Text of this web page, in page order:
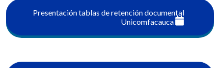
Presentación tablas de retención documental
Unicomfacauca